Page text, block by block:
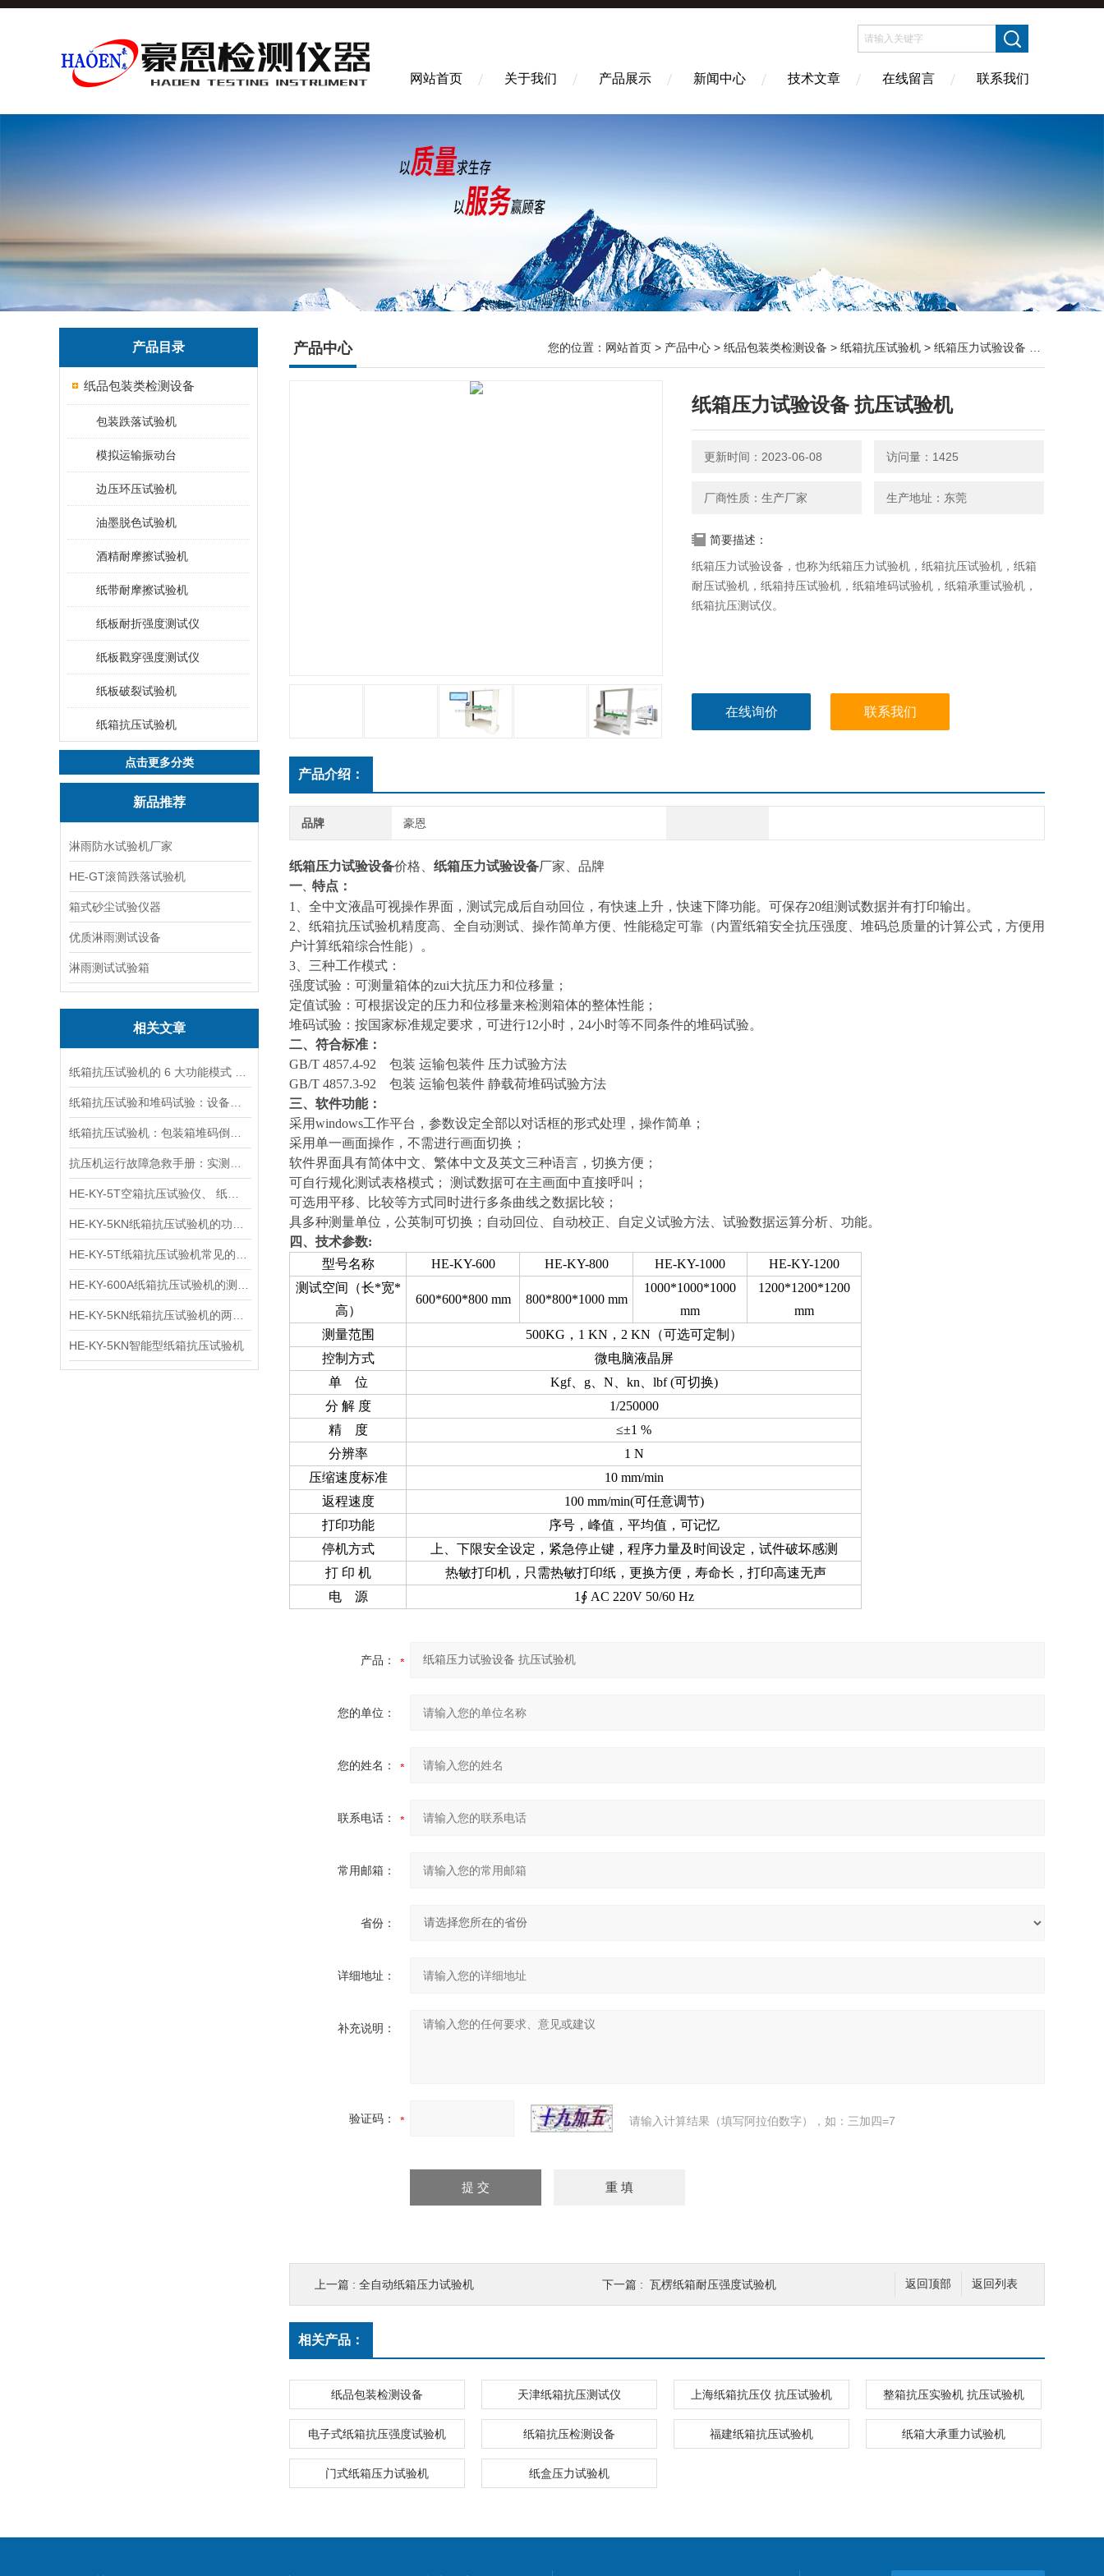
网站首页 关于我们 产品展示 新闻中心 技术文章 在线留言 联系我们
产品目录
纸品包装类检测设备
包装跌落试验机
模拟运输振动台
边压环压试验机
油墨脱色试验机
酒精耐摩擦试验机
纸带耐摩擦试验机
纸板耐折强度测试仪
纸板戳穿强度测试仪
纸板破裂试验机
纸箱抗压试验机
点击更多分类
新品推荐
淋雨防水试验机厂家
HE-GT滚筒跌落试验机
箱式砂尘试验仪器
优质淋雨测试设备
淋雨测试试验箱
相关文章
HE-KY-5KN智能型纸箱抗压试验机
产品中心 您的位置： 网站首页 > 产品中心 > 纸品包装类检测设备 > 纸箱抗压试验机 > 纸箱压力试验设备 抗压试验机
纸箱压力试验设备 抗压试验机
更新时间：2023-06-08 访问量：1425
厂商性质：生产厂家 生产地址：东莞
简要描述：
纸箱压力试验设备，也称为纸箱压力试验机，纸箱抗压试验机，纸箱
耐压试验机，纸箱持压试验机，纸箱堆码试验机，纸箱承重试验机，
纸箱抗压测试仪。
在线询价 联系我们
产品介绍：
品牌 豪恩
纸箱压力试验设备价格、 纸箱压力试验设备厂家、 品牌
一、 特点：
1、全中文液晶可视操作界面，测试完成后自动回位，有快速上升，快速下降功能。可保存20组测试数据并有打印输出。
2 、纸箱抗压试验机精度高、全自动测试、操作简单方便、性能稳定可靠（内置纸箱安全抗压强度、堆码总质量的计算公式，方便用
户计算纸箱综合性能）。
3 、三种工作模式：
强度试验：可测量箱体的zui大抗压力和位移量；
定值试验：可根据设定的压力和位移量来检测箱体的整体性能；
堆码试验：按国家标准规定要求，可进行12小时，24小时等不同条件的堆码试验。
二、符合标准：
GB/T 4857.4-92 包装 运输包装件 压力试验方法
GB/T 4857.3-92
包装 运输包装件 静载荷堆码试验方法
三、软件功能：
采用windows工作平台，参数设定全部以对话框的形式处理，操作简单；
采用单一画面操作，不需进行画面切换；
软件界面具有简体中文、繁体中文及英文三种语言，切换方便；
可自行规化测试表格模式； 测试数据可在主画面中直接呼叫；
可选用平移、比较等方式同时进行多条曲线之数据比较；
具多种测量单位，公英制可切换；自动回位、自动校正、自定义试验方法、试验数据运算分析、功能。
四、技术参数:
型号名称
HE-KY-600 HE-KY-800 HE-KY-1000
HE-KY-1200
测试空间（长*宽*
高）
600*600*800 mm 800*800*1000 mm
1000*1000*1000
mm
1200*1200*1200
mm
测量范围
500KG，1 KN，2 KN（可选可定制）
控制方式
微电脑液晶屏
单 位
Kgf、g、N、kn、lbf (可切换)
分 解 度
1/250000
精 度
≤±1 %
分辨率
1 N
压缩速度标准
10 mm/min
返程速度
100 mm/min(可任意调节)
打印功能
序号，峰值，平均值，可记忆
停机方式
上、下限安全设定，紧急停止键，程序力量及时间设定，试件破坏感测
打 印 机
热敏打印机，只需热敏打印纸，更换方便，寿命长，打印高速无声
电 源
1∮ AC 220V 50/60 Hz
产品：
您的单位：
您的姓名：
联系电话：
常用邮箱：
省份：
详细地址：
补充说明：
验证码： 请输入计算结果（填写阿拉伯数字），如：三加四=7
返回列表
返回顶部
上一篇 : 全自动纸箱压力试验机 下一篇 : 瓦楞纸箱耐压强度试验机
相关产品：
纸品包装检测设备 天津纸箱抗压测试仪 上海纸箱抗压仪 抗压试验机 整箱抗压实验机 抗压试验机
电子式纸箱抗压强度试验机 纸箱抗压检测设备 福建纸箱抗压试验机 纸箱大承重力试验机
门式纸箱压力试验机 纸盒压力试验机